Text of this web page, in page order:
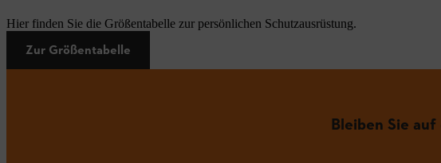
Hier finden Sie die Größentabelle zur persönlichen Schutzausrüstung.
Zur Größentabelle
Bleiben Sie